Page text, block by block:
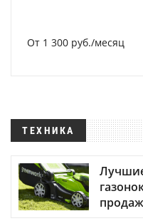
От 1 300 руб./месяц
ТЕХНИКА
продаж